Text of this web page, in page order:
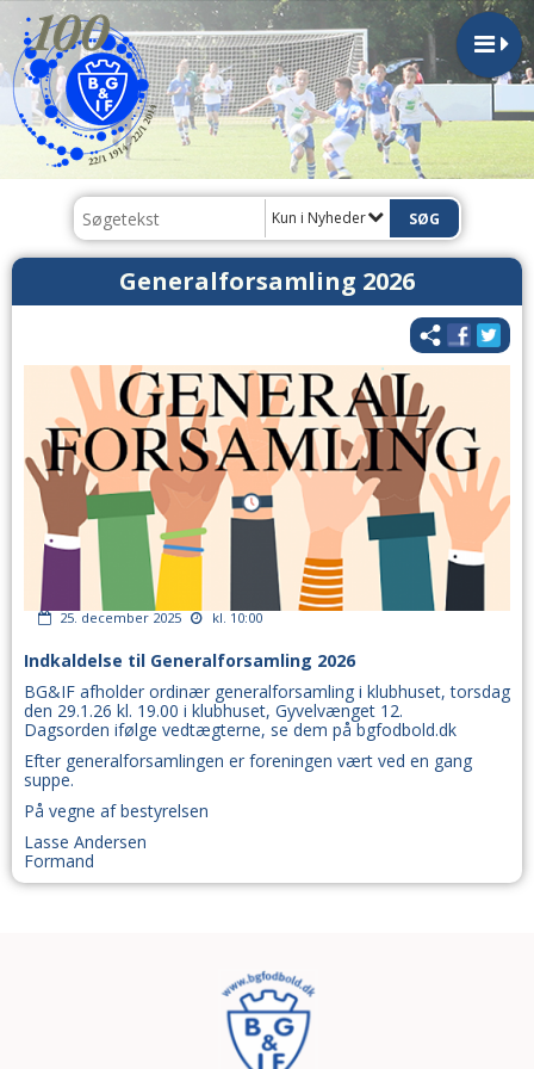
Kun i Nyheder
Generalforsamling 2026
25. december 2025 kl. 10:00
Indkaldelse til Generalforsamling 2026
BG&IF afholder ordinær generalforsamling i klubhuset, torsdag
den 29.1.26 kl. 19.00 i klubhuset, Gyvelvænget 12.
Dagsorden ifølge vedtægterne, se dem på bgfodbold.dk
Efter generalforsamlingen er foreningen vært ved en gang
suppe.
På vegne af bestyrelsen
Lasse Andersen
Formand